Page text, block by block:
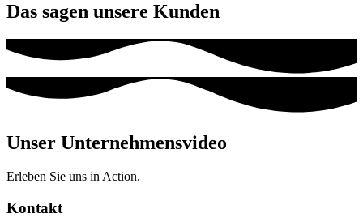
Das sagen unsere Kunden
Unser Unternehmensvideo
Erleben Sie uns in Action.
Kontakt